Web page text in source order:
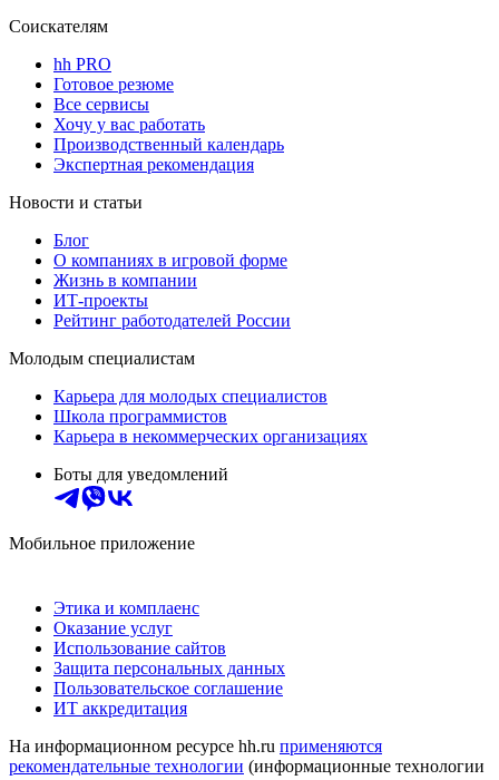
Соискателям
hh PRO
Готовое резюме
Все сервисы
Хочу у вас работать
Производственный календарь
Экспертная рекомендация
Новости и статьи
Блог
О компаниях в игровой форме
Жизнь в компании
ИТ-проекты
Рейтинг работодателей России
Молодым специалистам
Карьера для молодых специалистов
Школа программистов
Карьера в некоммерческих организациях
Боты для уведомлений
Мобильное приложение
Этика и комплаенс
Оказание услуг
Использование сайтов
Защита персональных данных
Пользовательское соглашение
ИТ аккредитация
На информационном ресурсе hh.ru применяются
рекомендательные технологии (информационные технологии